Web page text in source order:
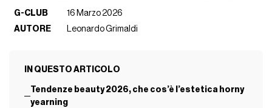
G-CLUB
16 Marzo 2026
AUTORE
Leonardo Grimaldi
IN QUESTO ARTICOLO
Tendenze beauty 2026, che cos’è l’estetica horny
yearning